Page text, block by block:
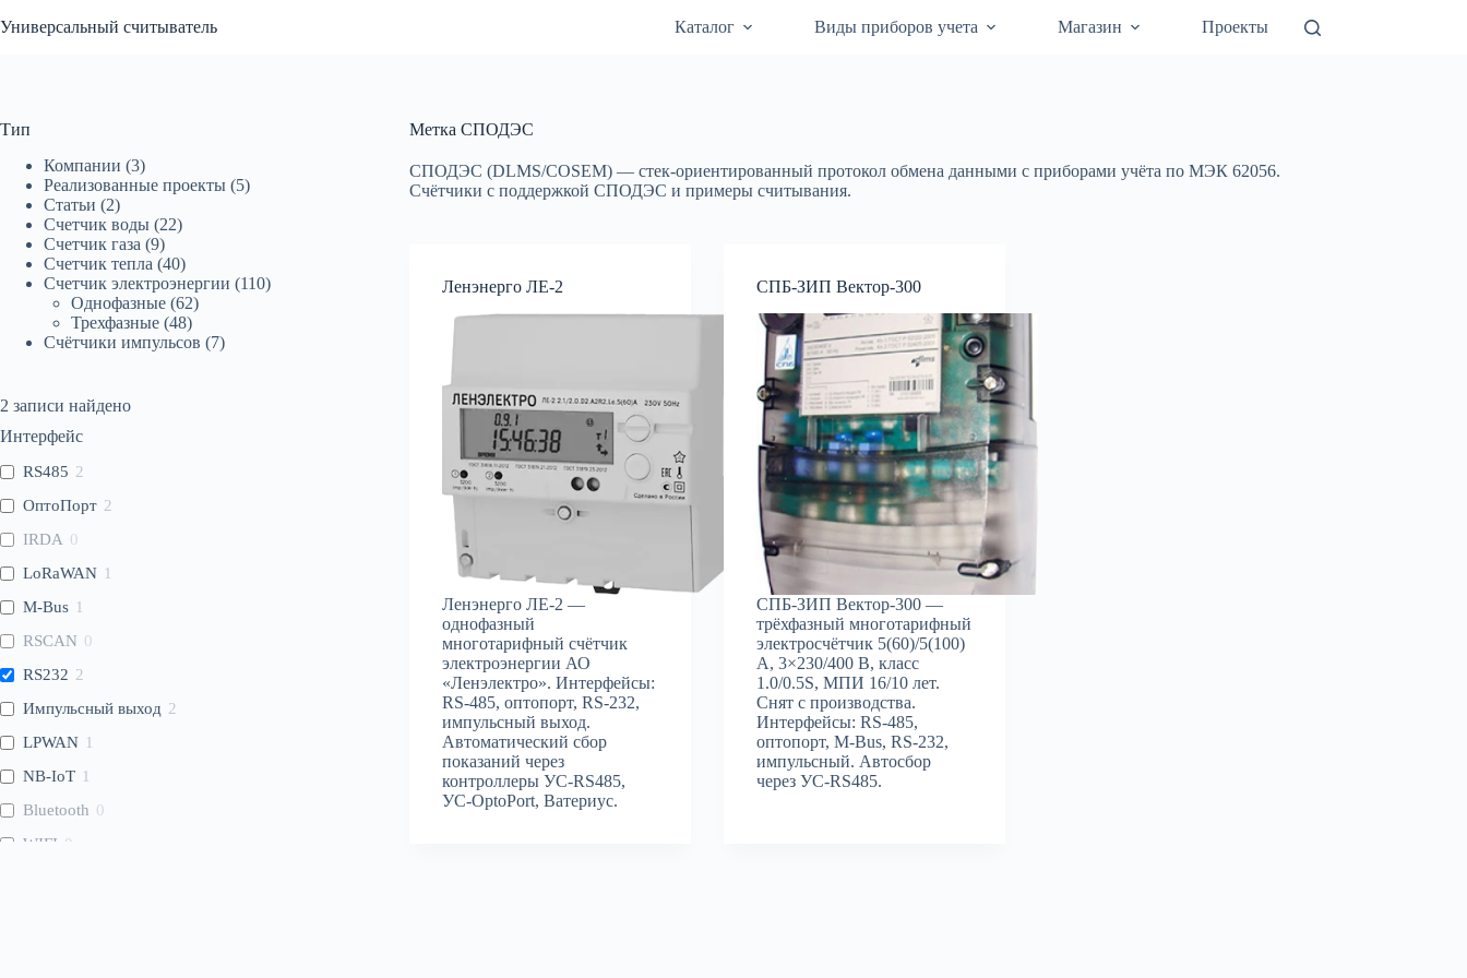
к
Универсальный считыватель Каталог Виды приборов учета Магазин Проекты
Метка СПОДЭC
СПОДЭС (DLMS/COSEM) — стек-ориентированный протокол обмена данными с приборами учёта по МЭК 62056.
Счётчики с поддержкой СПОДЭС и примеры считывания.
Ленэнерго ЛЕ-2
Ленэнерго ЛЕ-2 —
однофазный
многотарифный счётчик
электроэнергии АО
«Ленэлектро». Интерфейсы:
RS-485, оптопорт, RS-232,
импульсный выход.
Автоматический сбор
показаний через
контроллеры УС-RS485,
УС-OptoPort, Ватериус.
СПБ-ЗИП Вектор-300
СПБ-ЗИП Вектор-300 —
трёхфазный многотарифный
электросчётчик 5(60)/5(100)
А, 3×230/400 В, класс
1.0/0.5S, МПИ 16/10 лет.
Снят с производства.
Интерфейсы: RS-485,
оптопорт, M-Bus, RS-232,
импульсный. Автосбор
через УС-RS485.
Тип
Компании (3)
Реализованные проекты (5)
Статьи (2)
Счетчик воды (22)
Счетчик газа (9)
Счетчик тепла (40)
Счетчик электроэнергии (110)
Однофазные (62)
Трехфазные (48)
Счётчики импульсов (7)
2 записи найдено
Интерфейс
RS485 2
ОптоПорт 2
IRDA 0
LoRaWAN 1
M-Bus 1
RSCAN 0
RS232 2
Импульсный выход 2
LPWAN 1
NB-IoT 1
Bluetooth 0
WIFI 0